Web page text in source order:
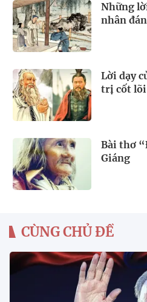
Những
nhân
Lời dạy
trị cốt lõi
Bài thơ
Giáng
CÙNG CHỦ ĐỀ